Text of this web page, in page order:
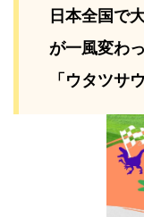
日本全国で
が一風変わ
「ウタツサ